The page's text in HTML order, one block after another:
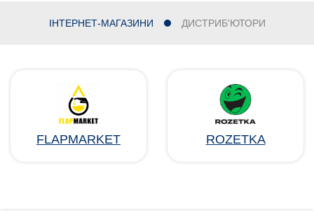
ІНТЕРНЕТ-МАГАЗИНИ ДИСТРИБ'ЮТОРИ
FLAPMARKET ROZETKA